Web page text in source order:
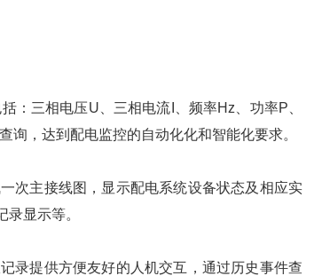
：三相电压U、三相电流I、频率Hz、功率P、
，达到配电监控的自动化化和智能化要求。
次主接线图，显示配电系统设备状态及相应实
显示等。
录提供方便友好的人机交互，通过历史事件查